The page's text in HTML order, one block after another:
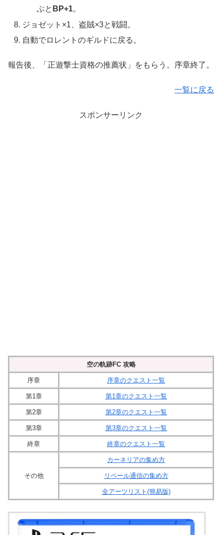
ぶと BP+1。
ジョゼット×1、 盗賊×3と戦闘。
自動でロレントのギルドに戻る。
報告後、「正遊撃士資格の推薦状」をもらう。序章終了。
一覧に戻る
スポンサーリンク
空の軌跡FC 攻略
序章 序章のクエスト一覧
第1章 第1章のクエスト一覧
第2章 第2章のクエスト一覧
第3章 第3章のクエスト一覧
終章 終章のクエスト一覧
その他
カーネリアの集め方
リベール通信の集め方
全アーツリスト(簡易版)